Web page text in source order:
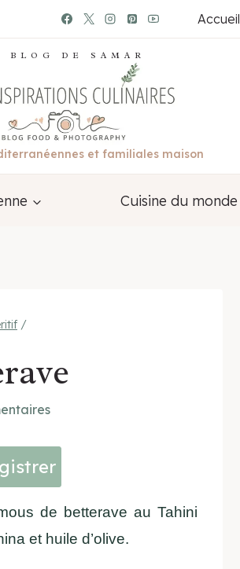
Accueil
BLOG DE SAMAR
et familiales maison
Cuisine du monde
/
de betterave au Tahini
et huile d’olive.